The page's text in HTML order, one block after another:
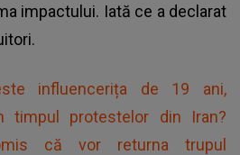
impactului. Iată ce a declarat
influencerița de 19 ani,
timpul protestelor din Iran?
că vor returna trupul